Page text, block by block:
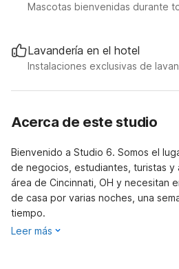
Mascotas bienvenidas durante
Lavandería en el hotel
Instalaciones exclusivas de
Acerca de este studio
Bienvenido a Studio 6. Somos el
de negocios, estudiantes, turistas y
área de Cincinnati, OH y necesitan
de casa por varias noches, una
tiempo.
Leer más